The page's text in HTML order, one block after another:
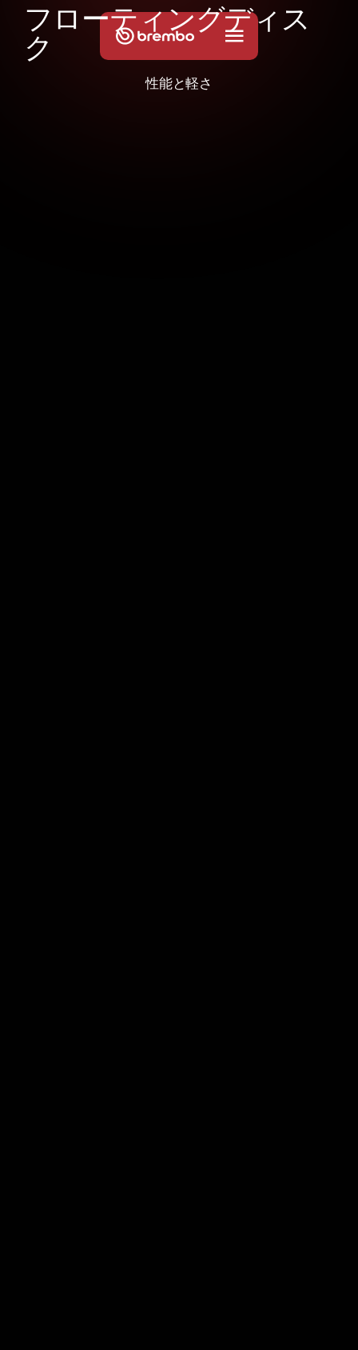
フ ロ ーティングディ ス
ク
性能と軽さ